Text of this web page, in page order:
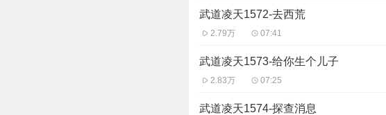
武道凌天1572-去西荒
2.79万 07:41
武道凌天1573-给你生个儿子
2.83万 07:25
武道凌天1574-探查消息